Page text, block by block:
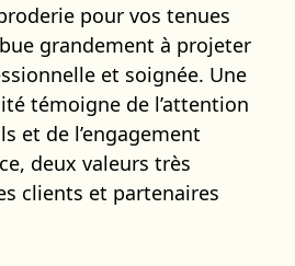
pour vos tenues
grandement à projeter
et soignée. Une
témoigne de l’attention
et de l’engagement
deux valeurs très
clients et partenaires